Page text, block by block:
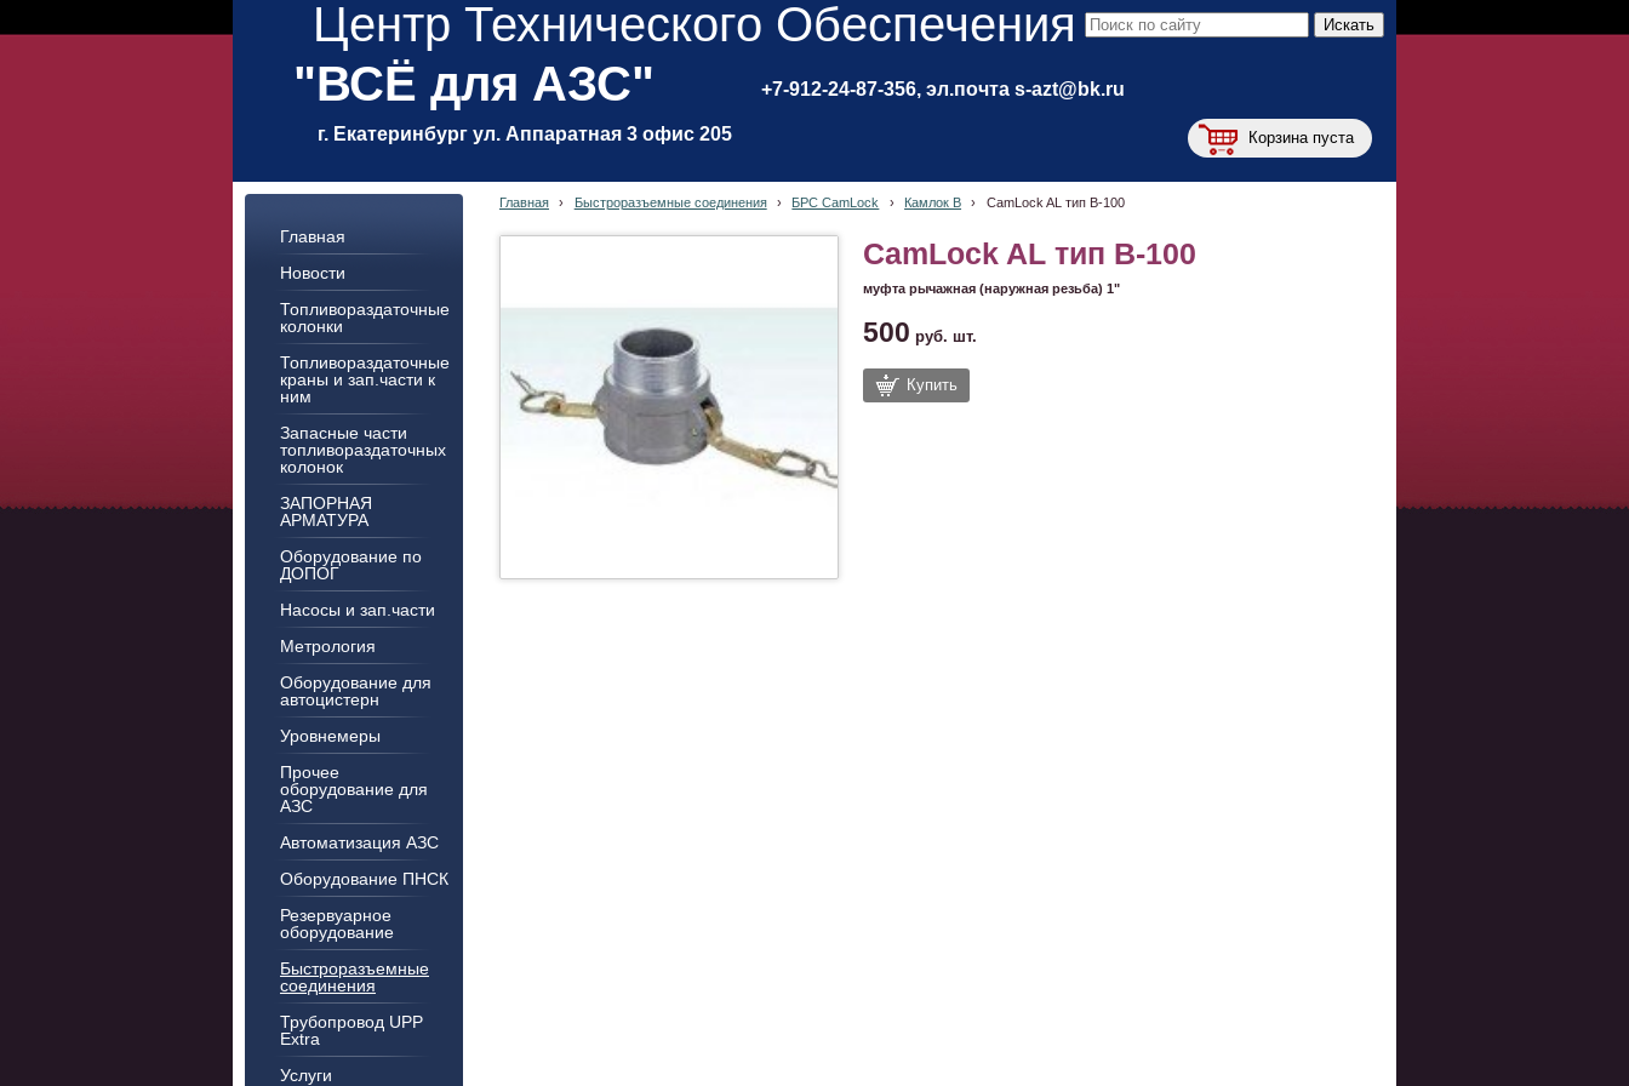
Корзина пуста
Центр Технического Обеспечения
г. Екатеринбург ул. Аппаратная 3 офис 205
+7-912-24-87-356, эл.почта s-azt@bk.ru
"ВСЁ для АЗС"
Главная
Новости
Топливораздаточные
колонки
Топливораздаточные
краны и зап.части к
ним
Запасные части
топливораздаточных
колонок
ЗАПОРНАЯ
АРМАТУРА
Оборудование по
ДОПОГ
Насосы и зап.части
Метрология
Оборудование для
автоцистерн
Уровнемеры
Прочее
оборудование для
АЗС
Автоматизация АЗС
Оборудование ПНСК
Резервуарное
оборудование
Быстроразъемные
соединения
Трубопровод UPP
Extra
Услуги
Главная › Быстроразъемные соединения › БРС CamLock › Камлок B › CamLock AL тип B-100
CamLock AL тип B-100
муфта рычажная (наружная резьба) 1"
500 руб. шт.
Купить